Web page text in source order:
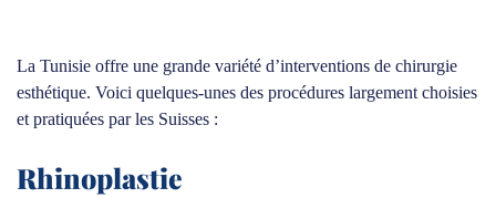
La Tunisie offre une grande variété d’interventions de chirurgie
esthétique. Voici quelques-unes des procédures largement choisies
et pratiquées par les Suisses :
Rhinoplastie